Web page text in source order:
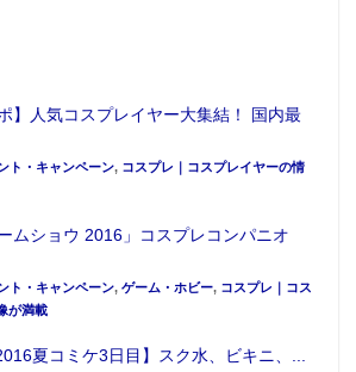
ポ】人気コスプレイヤー大集結！ 国内最
ト・キャンペーン, コスプレ｜コスプレイヤーの情
ムショウ 2016」コスプレコンパニオ
ト・キャンペーン, ゲーム・ホビー, コスプレ｜コス
が満載
夏コミケ3日目】スク水、ビキニ、...